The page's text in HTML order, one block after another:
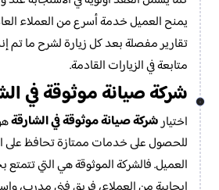
يمنح العميل خدمة أسرع من العملاء
تقارير مفصلة بعد كل زيارة لشرح ما تم
متابعة في الزيارات القادمة.
شركة صيانة موثوقة في
اختيارشركة صيانة موثوقة في الشارقة
للحصول على خدمات ممتازة تحافظ على
العميل. فالشركة الموثوقة هي التي تتمتع